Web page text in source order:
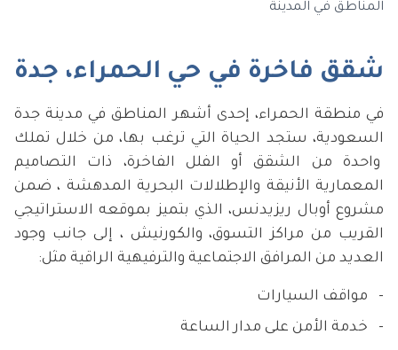
المناطق في المدينة
شقق فاخرة في حي الحمراء، جدة
في منطقة الحمراء، إحدى أشهر المناطق في مدينة جدة
السعودية، ستجد الحياة التي ترغب بها، من خلال تملك
واحدة من الشقق أو الفلل الفاخرة، ذات التصاميم
المعمارية الأنيقة والإطلالات البحرية المدهشة ، ضمن
مشروع أوبال ريزيدنس، الذي بتميز بموقعه الاستراتيجي
القريب من مراكز التسوق، والكورنيش ، إلى جانب وجود
العديد من المرافق الاجتماعية والترفيهية الراقية مثل:
مواقف السيارات
خدمة الأمن على مدار الساعة